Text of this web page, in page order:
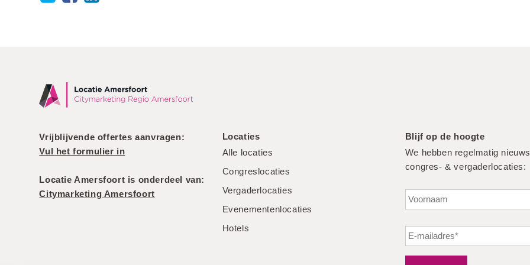
Vrijblijvende offertes aanvragen:
Vul het formulier in
Locatie Amersfoort is onderdeel van:
Citymarketing Amersfoort
Locaties
Alle locaties
Congreslocaties
Vergaderlocaties
Evenementenlocaties
Hotels
Blijf op de hoogte
We hebben regelmatig
congres- & vergaderlocaties: